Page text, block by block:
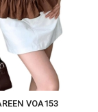
VOA153